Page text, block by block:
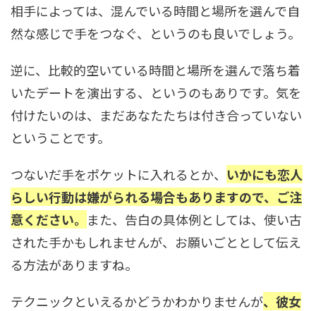
相手によっては、混んでいる時間と場所を選んで自
然な感じで手をつなぐ、というのも良いでしょう。
逆に、比較的空いている時間と場所を選んで落ち着
いたデートを演出する、というのもありです。気を
付けたいのは、まだあなたたちは付き合っていない
ということです。
つないだ手をポケットに入れるとか、 いかにも恋人
らしい行動は嫌がられる場合もありますので、ご注
意ください。 また、告白の具体例としては、使い古
された手かもしれませんが、お願いごととして伝え
る方法がありますね。
テクニックといえるかどうかわかりませんが、彼女